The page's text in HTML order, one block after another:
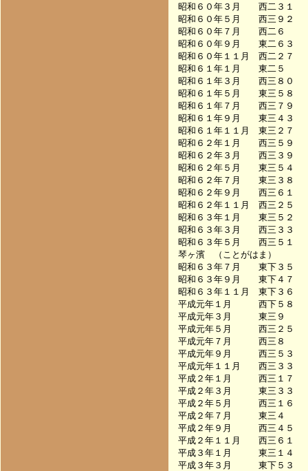
昭和６０年３月　　西二
昭和６０年５月　　西三
昭和６０年７月　　西二
昭和６０年９月　　東二
昭和６０年１１月　西二
昭和６１年１月　　東二
昭和６１年３月　　西三
昭和６１年５月　　東三
昭和６１年７月　　西三
昭和６１年９月　　東三
昭和６１年１１月　東三
昭和６２年１月　　西三
昭和６２年３月　　西三
昭和６２年５月　　東三
昭和６２年７月　　東三
昭和６２年９月　　西三
昭和６２年１１月　西三
昭和６３年１月　　東三
昭和６３年３月　　西三
昭和６３年５月　　西三５１
琴ヶ濱　（ことがはま）
昭和６３年７月　　東下
昭和６３年９月　　東下
昭和６３年１１月　東下
平成元年１月　　　西下
平成元年３月　　　東三
平成元年５月　　　西三
平成元年７月　　　西三
平成元年９月　　　西三
平成元年１１月　　西三
平成２年１月　　　西三
平成２年３月　　　東三
平成２年５月　　　西三
平成２年７月　　　東三
平成２年９月　　　西三
平成２年１１月　　西三６
平成３年１月　　　東三１
平成３年３月　　　東下